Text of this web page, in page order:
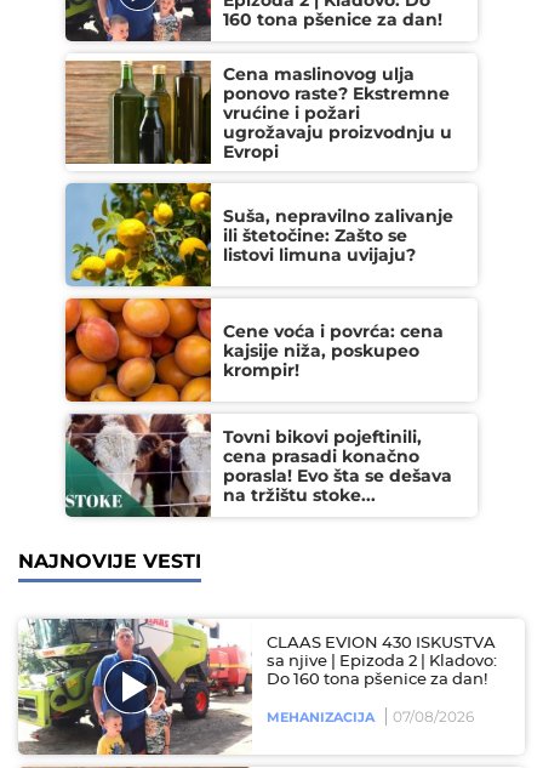
160 tona pšenice za dan!
Cena maslinovog ulja
ponovo raste? Ekstremne
vrućine i požari
ugrožavaju proizvodnju u
Evropi
Suša, nepravilno zalivanje
ili štetočine: Zašto se
listovi limuna uvijaju?
Cene voća i povrća: cena
kajsije niža, poskupeo
krompir!
Tovni bikovi pojeftinili,
cena prasadi konačno
porasla! Evo šta se dešava
na tržištu stoke...
NAJNOVIJE VESTI
CLAAS EVION 430 ISKUSTVA
sa njive | Epizoda 2 | Kladovo:
Do 160 tona pšenice za dan!
MEHANIZACIJA 07/08/2026